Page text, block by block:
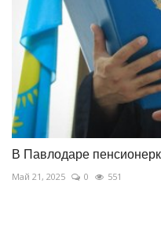
В Павлодаре
Май 21, 2025 0 551